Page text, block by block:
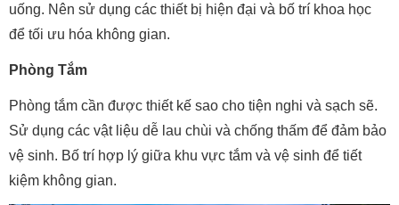
uống. Nên sử dụng các thiết bị hiện đại và bố trí khoa học
để tối ưu hóa không gian.
Phòng Tắm
Phòng tắm cần được thiết kế sao cho tiện nghi và sạch sẽ.
Sử dụng các vật liệu dễ lau chùi và chống thấm để đảm bảo
vệ sinh. Bố trí hợp lý giữa khu vực tắm và vệ sinh để tiết
kiệm không gian.